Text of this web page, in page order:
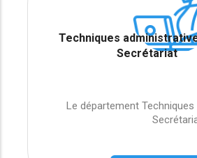
Techniques
Secrétariat
Le département